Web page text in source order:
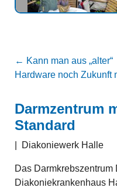
← Kann man aus „alter“
Hardware noch Zukunft
Darmzentrum
Standard
Diakoniewerk Halle
Das Darmkrebszentrum
Diakoniekrankenhaus